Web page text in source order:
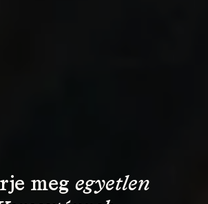
meg egyetlen